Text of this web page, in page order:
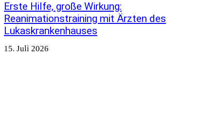
Erste Hilfe, große Wirkung:
Reanimationstraining mit Ärzten des
Lukaskrankenhauses
15. Juli 2026